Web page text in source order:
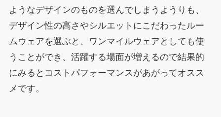
ようなデザインのものを選んでしまうようりも、
デザイン性の高さやシルエットにこだわったルー
ムウェアを選ぶと、ワンマイルウェアとしても使
うことができ、活躍する場面が増えるので結果的
にみるとコストパフォーマンスがあがってオスス
メです。